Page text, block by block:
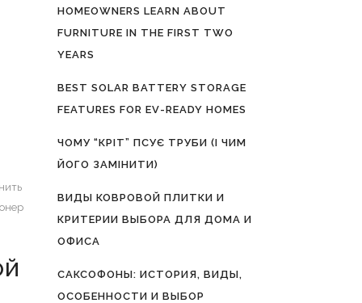
HOMEOWNERS LEARN ABOUT
FURNITURE IN THE FIRST TWO
YEARS
BEST SOLAR BATTERY STORAGE
FEATURES FOR EV-READY HOMES
ЧОМУ “КРІТ” ПСУЄ ТРУБИ (І ЧИМ
ЙОГО ЗАМІНИТИ)
ВИДЫ КОВРОВОЙ ПЛИТКИ И
КРИТЕРИИ ВЫБОРА ДЛЯ ДОМА И
ОФИСА
САКСОФОНЫ: ИСТОРИЯ, ВИДЫ,
ОСОБЕННОСТИ И ВЫБОР